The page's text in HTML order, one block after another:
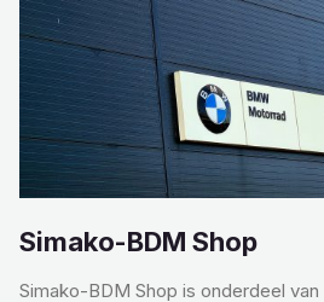
Simako-BDM Shop
Simako-BDM Shop is onderdeel